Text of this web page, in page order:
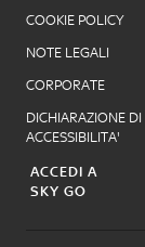
COOKIE POLICY
NOTE LEGALI
CORPORATE
DICHIARAZIONE DI
ACCESSIBILITA'
ACCEDI A
SKY GO